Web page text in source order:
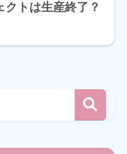
トは生産終了？